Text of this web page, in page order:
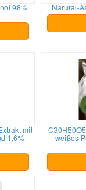
98%
Narural-
mit
1,6% weißes